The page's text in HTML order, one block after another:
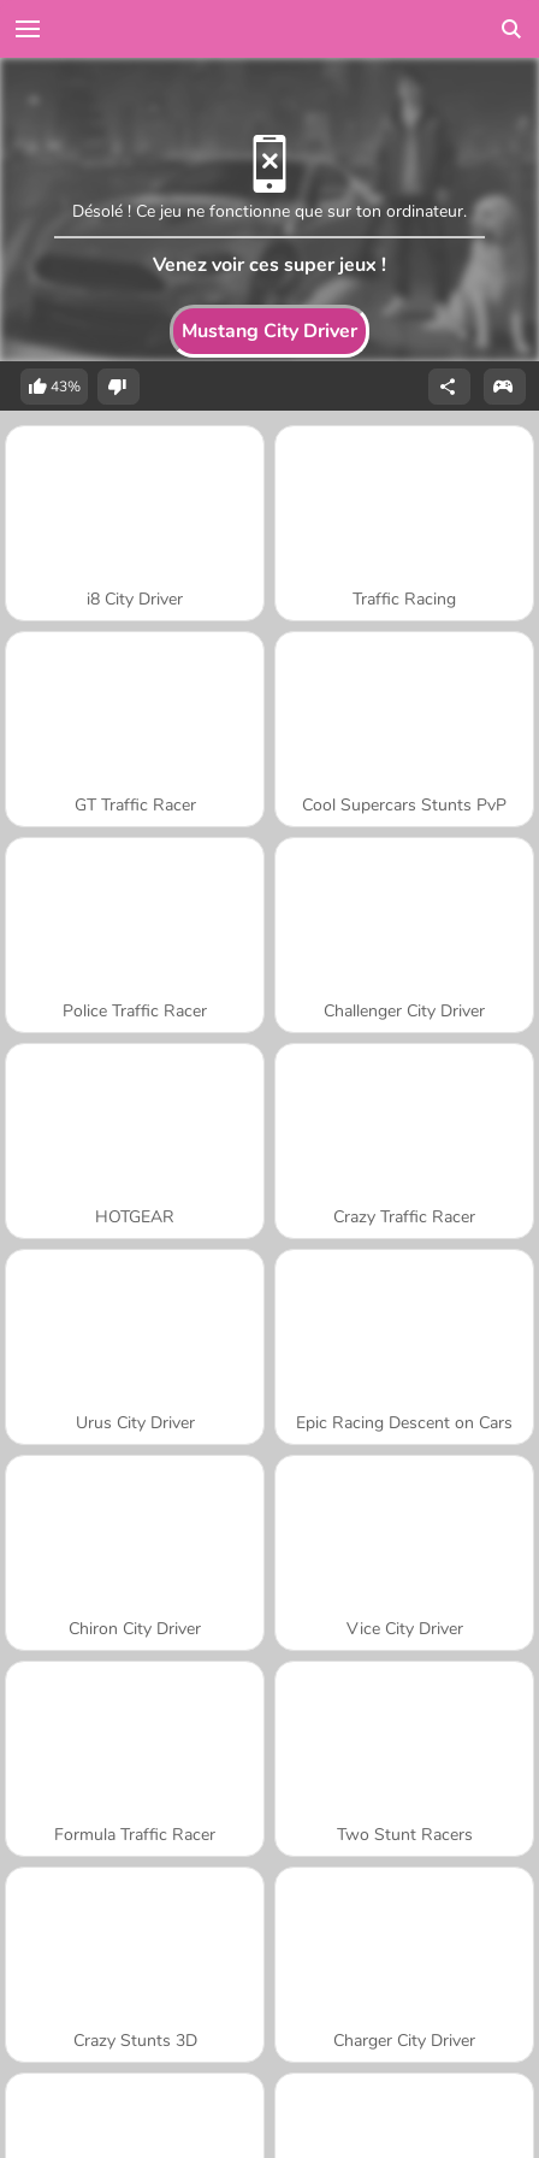
Mustang City Driver
Désolé ! Ce jeu ne fonctionne que sur ton ordinateur.
Venez voir ces super jeux !
43%
i8 City Driver Traffic Racing
GT Traffic Racer Cool Supercars Stunts PvP
Police Traffic Racer Challenger City Driver
HOTGEAR Crazy Traffic Racer
Urus City Driver Epic Racing Descent on Cars
Chiron City Driver Vice City Driver
Formula Traffic Racer Two Stunt Racers
Crazy Stunts 3D Charger City Driver